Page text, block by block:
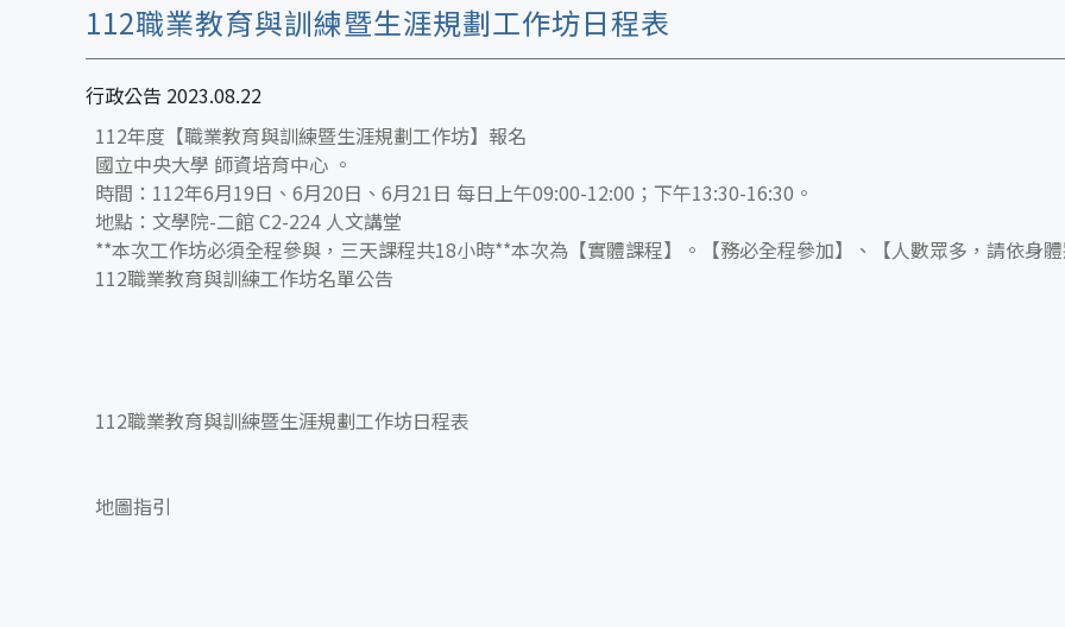
112職業教育與訓練暨生涯規劃工作坊日程表
行政公告 2023.08.22
112年度【職業教育與訓練暨生涯規劃工作坊】報名
國立中央大學 師資培育中心 。
時間：112年6月19日、6月20日、6月21日 每日上午09:00-12:00；下午13:30-16:30。
地點：文學院-二館 C2-224 人文講堂
**本次工作坊必須全程參與，三天課程共18小時**本次為【實體課程】。【務必全程參加】、【人數眾多，請依身體
112職業教育與訓練工作坊名單公告
112職業教育與訓練暨生涯規劃工作坊日程表
地圖指引